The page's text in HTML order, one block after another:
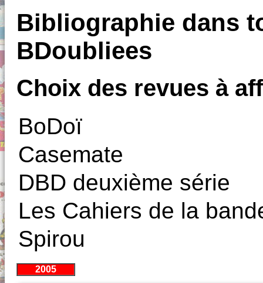
Bibliographie dans
BDoubliees
Choix des revues à
BoDoï
Casemate
DBD deuxième série
Les Cahiers de la
Spirou
2005